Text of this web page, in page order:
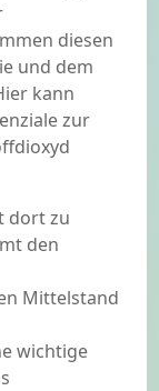
diesen
und dem
kann
zur
dort zu
den
Mittelstand
wichtige